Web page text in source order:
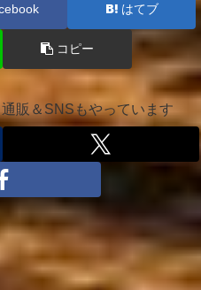
はてブ
コピー
販＆SNSもやっています